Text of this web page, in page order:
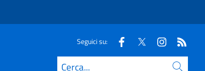
Seguici su: